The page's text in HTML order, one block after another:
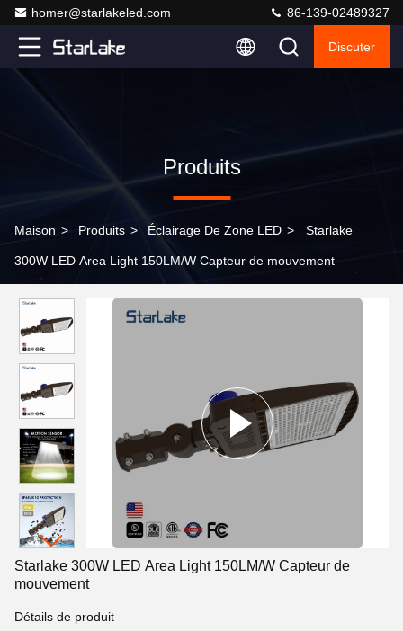
homer@starlakeled.com 86-139-02489327
Discuter
Produits
Maison > Produits > Éclairage De Zone LED > Starlake
300W LED Area Light 150LM/W Capteur de mouvement
Starlake 300W LED Area Light 150LM/W Capteur de
mouvement
Détails de produit